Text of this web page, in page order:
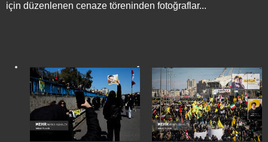
için düzenlenen cenaze töreninden fotoğraflar...